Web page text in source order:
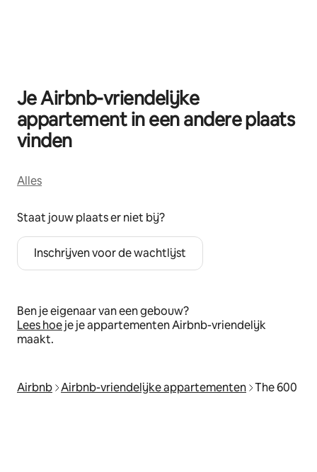
Je Airbnb-vriendelijke
appartement in een andere plaats
vinden
Alles
Staat jouw plaats er niet bij?
Inschrijven voor de wachtlijst
Ben je eigenaar van een gebouw?
Lees hoeje je appartementen Airbnb-vriendelijk
maakt.
Airbnb Airbnb-vriendelijke appartementen The 600